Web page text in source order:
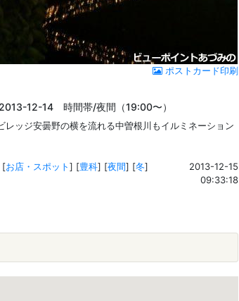
ポストカード印刷
12-14 時間帯/夜間（19:00〜）
ッジ安曇野の横を流れる中曽根川もイルミネーション
[お店・スポット] [豊科] [夜間] [冬]
2013-12-15
09:33:18